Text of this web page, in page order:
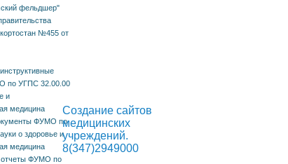
фельдшер"
№455 от
по УГПС 32.00.00
и
медицина
ФУМО по
о здоровье и
медицина
ФУМО по
Создание сайтов
медицинских
учреждений.
8(347)2949000